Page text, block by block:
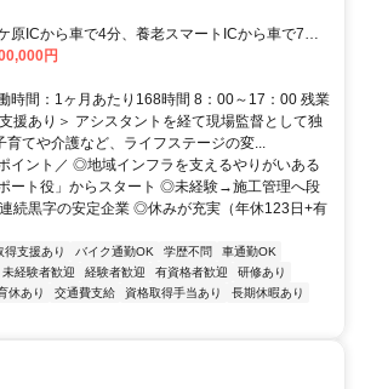
原ICから車で4分、養老スマートICから車で7分
円
時間：1ヶ月あたり168時間 8：00～17：00 残業
援あり＞ アシスタントを経て現場監督として独
育てや介護など、ライフステージの変...
イント／ ◎地域インフラを支えるやりがいある
ート役」からスタート ◎未経験→施工管理へ段
続黒字の安定企業 ◎休みが充実（年休123日+有
得支援あり バイク通勤OK 学歴不問
車通勤OK
未経験者歓迎 経験者歓迎 有資格者歓迎
研修あり
休あり 交通費支給 資格取得手当あり
長期休暇あり